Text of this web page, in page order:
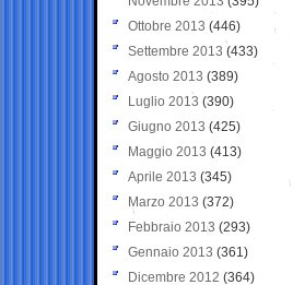
Ottobre 2013 (446)
Settembre 2013 (433)
Agosto 2013 (389)
Luglio 2013 (390)
Giugno 2013 (425)
Maggio 2013 (413)
Aprile 2013 (345)
Marzo 2013 (372)
Febbraio 2013 (293)
Gennaio 2013 (361)
Dicembre 2012 (364)